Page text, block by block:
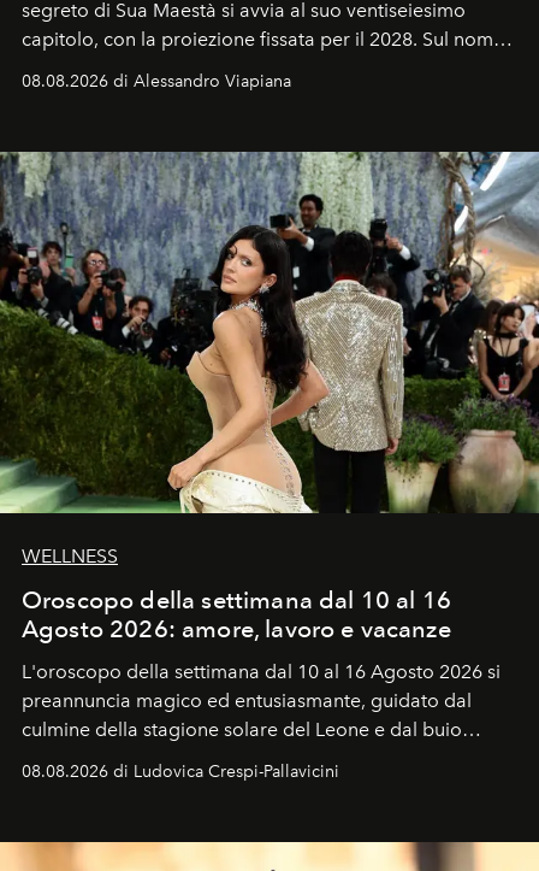
segreto di Sua Maestà si avvia al suo ventiseiesimo
capitolo, con la proiezione fissata per il 2028. Sul nome
dell’attore chiamato a raccogliere l’eredità di Daniel
Craig, però, regna ancora il più assoluto riserbo.
08.08.2026 di Alessandro Viapiana
WELLNESS
Oroscopo della settimana dal 10 al 16
Agosto 2026: amore, lavoro e vacanze
L'oroscopo della settimana dal 10 al 16 Agosto 2026 si
preannuncia magico ed entusiasmante, guidato dal
culmine della stagione solare del Leone e dal buio
favorevole della Luna nuova in Leone del 12 agosto,
ideale per la notte delle Perseidi.
08.08.2026 di Ludovica Crespi-Pallavicini